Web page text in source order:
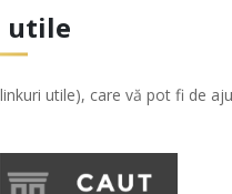
utile
utile), care vă pot fi de